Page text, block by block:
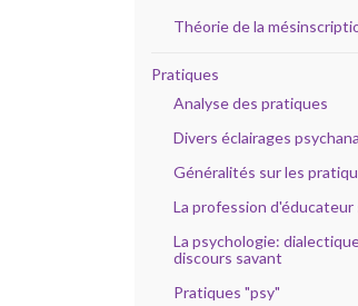
Théorie de la
Pratiques
Analyse des pratiques
Divers éclairages
Généralités sur les
La profession d'éducateur
La psychologie:
discours savant
Pratiques "psy"